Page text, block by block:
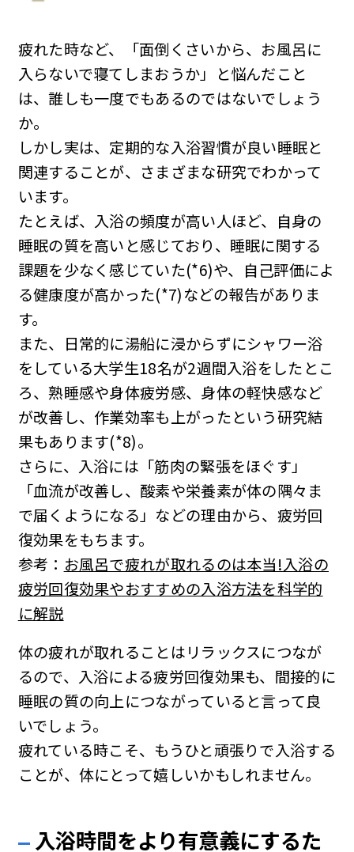
疲れた時など、「面倒くさいから、お風呂に
入らないで寝てしまおうか」と悩んだこと
は、誰しも一度でもあるのではないでしょう
か。
しかし実は、定期的な入浴習慣が良い睡眠と
関連することが、さまざまな研究でわかって
います。
たとえば、入浴の頻度が高い人ほど、自身の
睡眠の質を高いと感じており、睡眠に関する
課題を少なく感じていた(*6)や、自己評価によ
る健康度が高かった(*7)などの報告がありま
す。
また、日常的に湯船に浸からずにシャワー浴
をしている大学生18名が2週間入浴をしたとこ
ろ、熟睡感や身体疲労感、身体の軽快感など
が改善し、作業効率も上がったという研究結
果もあります(*8)。
さらに、入浴には「筋肉の緊張をほぐす」
「血流が改善し、酸素や栄養素が体の隅々ま
で届くようになる」などの理由から、疲労回
復効果をもちます。
参考： お風呂で疲れが取れるのは本当!入浴の
疲労回復効果やおすすめの入浴方法を科学的
に解説
体の疲れが取れることはリラックスにつなが
るので、入浴による疲労回復効果も、間接的に
睡眠の質の向上につながっていると言って良
いでしょう。
疲れている時こそ、もうひと頑張りで入浴する
ことが、体にとって嬉しいかもしれません。
入浴時間をより有意義にするた